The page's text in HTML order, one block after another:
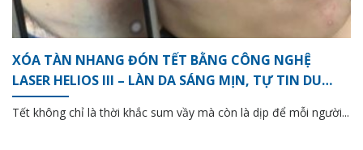
XÓA TÀN NHANG ĐÓN TẾT BẰNG CÔNG NGHỆ
LASER HELIOS III – LÀN DA SÁNG MỊN, TỰ TIN DU
XUÂN
Tết không chỉ là thời khắc sum vầy mà còn là dịp để mỗi người...